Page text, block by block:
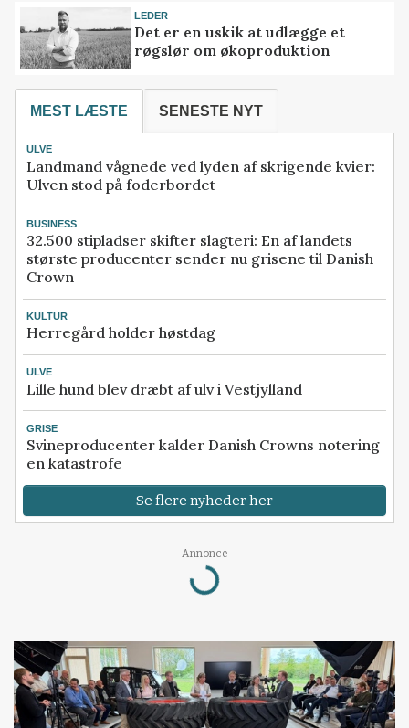
LEDER
Det er en uskik at udlægge et
røgslør om økoproduktion
MEST LÆSTE SENESTE NYT
ULVE
Landmand vågnede ved lyden af skrigende kvier:
Ulven stod på foderbordet
BUSINESS
32.500 stipladser skifter slagteri: En af landets
største producenter sender nu grisene til Danish
Crown
KULTUR
Herregård holder høstdag
ULVE
Lille hund blev dræbt af ulv i Vestjylland
GRISE
Svineproducenter kalder Danish Crowns notering
en katastrofe
Se flere nyheder her
Annonce
Loading...